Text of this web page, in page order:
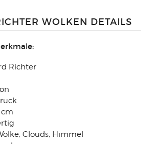
WOLKEN DETAILS
Richter
Clouds, Himmel